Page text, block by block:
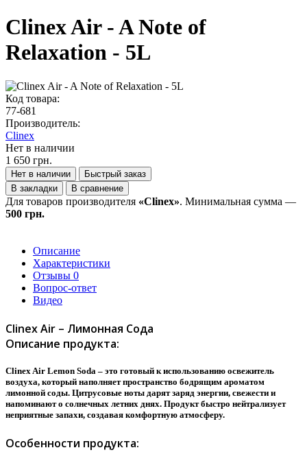
Clinex Air - A Note of
Relaxation - 5L
Код товара:
77-681
Производитель:
Clinex
Нет в наличии
1 650 грн.
Нет в наличии
Быстрый заказ
В закладки
В сравнение
Для товаров производителя «Clinex». Минимальная сумма —
500 грн.
Описание
Характеристики
Отзывы 0
Вопрос-ответ
Видео
Clinex Air – Лимонная Сода
Описание продукта:
Clinex Air Lemon Soda – это готовый к использованию освежитель
воздуха, который наполняет пространство бодрящим ароматом
лимонной соды. Цитрусовые ноты дарят заряд энергии, свежести и
напоминают о солнечных летних днях. Продукт быстро нейтрализует
неприятные запахи, создавая комфортную атмосферу.
Особенности продукта: